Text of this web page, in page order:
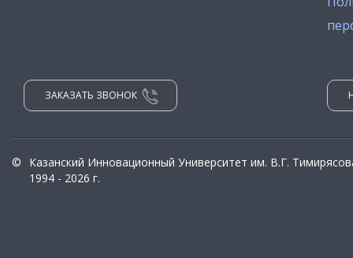
ЗАКАЗАТЬ ЗВОНОК
©
Казанский Инновационный Университет им. В.Г.
1994 - 2026 г.